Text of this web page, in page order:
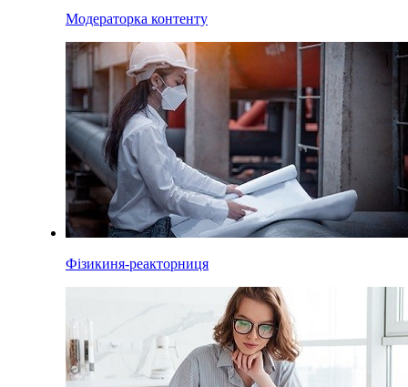
Модераторка контенту
Фізикиня-реакторниця